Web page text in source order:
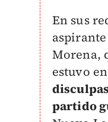
En sus
Morena,
estuvo
partido